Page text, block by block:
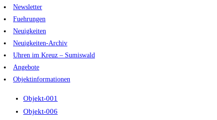
Newsletter
Fuehrungen
Neuigkeiten
Neuigkeiten-Archiv
Uhren im Kreuz – Sumiswald
Angebote
Objektinformationen
Objekt-001
Objekt-006